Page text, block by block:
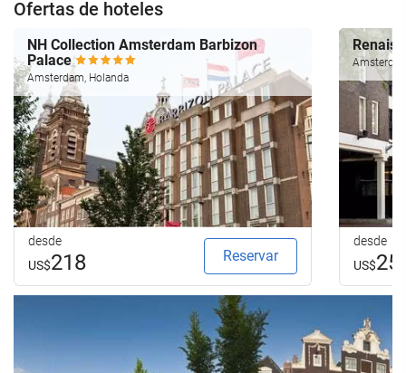
hotel.
Ofertas de hoteles
NH Collection Amsterdam Barbizon
Palace
Amsterdam, Holanda
desde
US$218 Reservar
desde
US$